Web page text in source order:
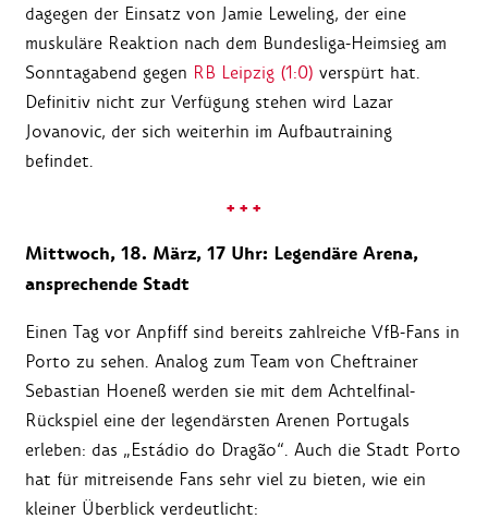
dagegen der Einsatz von Jamie Leweling, der eine
muskuläre Reaktion nach dem Bundesliga-Heimsieg am
Sonntagabend gegen RB Leipzig (1:0) verspürt hat.
Definitiv nicht zur Verfügung stehen wird Lazar
Jovanovic, der sich weiterhin im Aufbautraining
befindet.
+ + +
Mittwoch, 18. März, 17 Uhr: Legendäre Arena,
ansprechende Stadt
Einen Tag vor Anpfiff sind bereits zahlreiche VfB-Fans in
Porto zu sehen. Analog zum Team von Cheftrainer
Sebastian Hoeneß werden sie mit dem Achtelfinal-
Rückspiel eine der legendärsten Arenen Portugals
erleben: das „Estádio do Dragão“. Auch die Stadt Porto
hat für mitreisende Fans sehr viel zu bieten, wie ein
kleiner Überblick verdeutlicht: